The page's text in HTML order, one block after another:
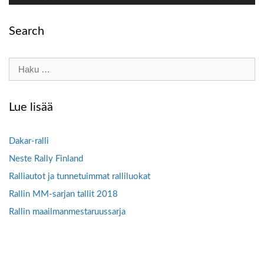
Search
Haku:
Lue lisää
Dakar-ralli
Neste Rally Finland
Ralliautot ja tunnetuimmat ralliluokat
Rallin MM-sarjan tallit 2018
Rallin maailmanmestaruussarja